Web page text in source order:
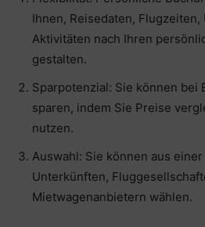
Ihnen, Reisedaten,
Aktivitäten nach Ihren
gestalten.
Sparpotenzial: Sie können bei
sparen, indem Sie Preise
nutzen.
Auswahl: Sie können aus
Unterkünften,
Mietwagenanbietern wählen.